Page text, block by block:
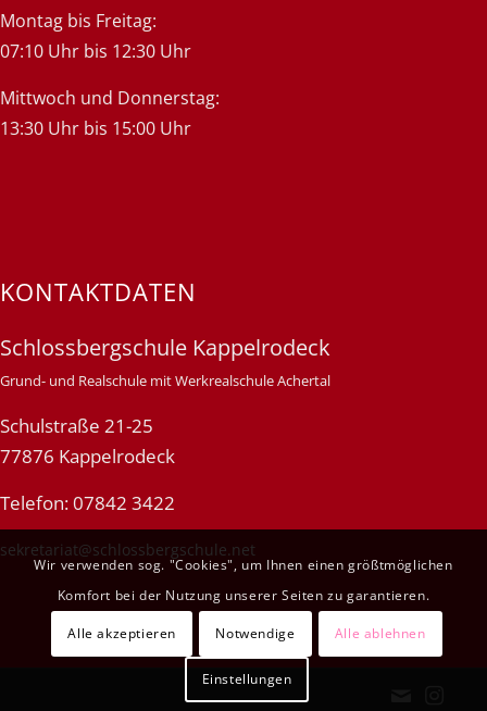
Montag bis Freitag:
07:10 Uhr bis 12:30 Uhr
Mittwoch und Donnerstag:
13:30 Uhr bis 15:00 Uhr
KONTAKTDATEN
Schlossbergschule Kappelrodeck
Grund- und Realschule mit Werkrealschule Achertal
Schulstraße 21-25
77876 Kappelrodeck
Telefon: 07842 3422
sekretariat@schlossbergschule.net
Wir verwenden sog. "Cookies", um Ihnen einen größtmöglichen
Komfort bei der Nutzung unserer Seiten zu garantieren.
Alle akzeptieren Notwendige Alle ablehnen
Einstellungen